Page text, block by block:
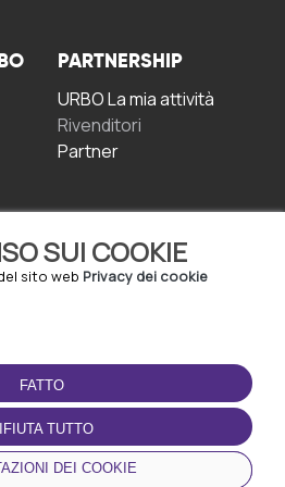
SUI COOKIE
sito web Privacy dei cookie
FATTO
TUTTO
DEI COOKIE
PARTNERSHIP
URBO La mia attività
Rivenditori
Partner
SCARICA L'APP